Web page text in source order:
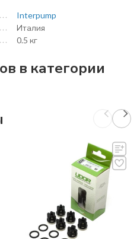
Interpump
Италия
0.5 кг
в категории